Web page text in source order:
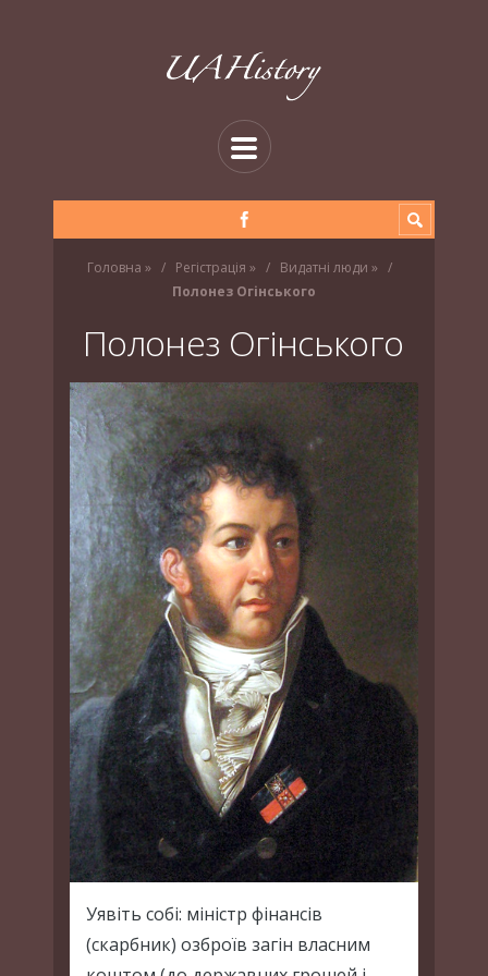
Головна » Регістрація » Видатні люди »
Полонез Огінського
Полонез Огінського
Уявіть собі: міністр фінансів
(скарбник) озброїв загін власним